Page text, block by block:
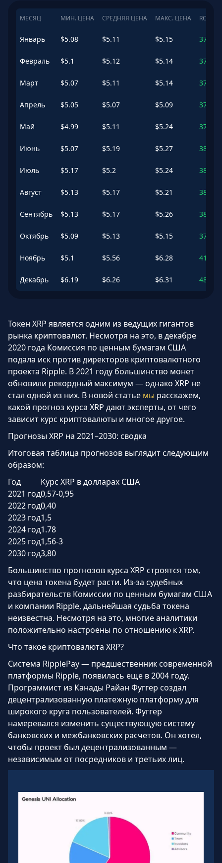
МЕСЯЦ МИН. ЦЕНА СРЕДНЯЯ ЦЕНА МАКС. ЦЕНА ROI
Январь $5.08 $5.11 $5.15 375.28
Февраль $5.1 $5.12 $5.14 375.73
Март $5.07 $5.11 $5.14 375.13
Апрель $5.05 $5.07 $5.09 371.13
Май $4.99 $5.11 $5.24 375.28
Июнь $5.07 $5.19 $5.27 382.96
Июль $5.17 $5.2 $5.24 383.03
Август $5.13 $5.17 $5.21 381.04
Сентябрь $5.13 $5.17 $5.26 380.83
Октябрь $5.09 $5.13 $5.15 376.68
Ноябрь $5.1 $5.56 $6.28 416.88
Декабрь $6.19 $6.26 $6.31 481.64
Токен XRP является одним из ведущих гигантов
рынка криптовалют. Несмотря на это, в декабре
2020 года Комиссия по ценным бумагам США
подала иск против директоров криптовалютного
проекта Ripple. В 2021 году большинство монет
обновили рекордный максимум — однако XRP не
стал одной из них. В новой статье мы расскажем,
какой прогноз курса XRP дают эксперты, от чего
зависит курс криптовалюты и многое другое.
Прогнозы XRP на 2021–2030: сводка
Итоговая таблица прогнозов выглядит следующим
образом:
Год
Курс XRP в долларах США
2021 год0,57-0,95
2022 год0,40
2023 год1,5
2024 год1.78
2025 год1,56-3
2030 год3,80
Большинство прогнозов курса XRP строятся том,
что цена токена будет расти. Из-за судебных
разбирательств Комиссии по ценным бумагам США
и компании Ripple, дальнейшая судьба токена
неизвестна. Несмотря на это, многие аналитики
положительно настроены по отношению к XRP.
Что такое криптовалюта XRP?
Система RipplePay — предшественник современной
платформы Ripple, появилась еще в 2004 году.
Программист из Канады Райан Фуггер создал
децентрализованную платежную платформу для
широкого круга пользователей. Фуггер
намеревался изменить существующую систему
банковских и межбанковских расчетов. Он хотел,
чтобы проект был децентрализованным —
независимым от посредников и третьих лиц.